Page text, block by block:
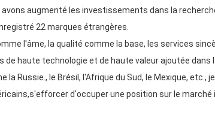
augmenté les investissements dans la
22 marques étrangères.
l'âme, la qualité comme la base, les services
haute technologie et de haute valeur ajoutée
Russie., le Brésil, l'Afrique du Sud, le Mexique, etc.,
d'occuper une position sur le